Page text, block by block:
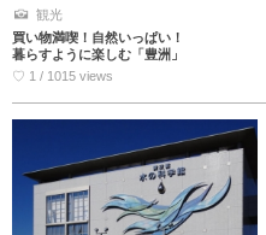
観光
買い物満喫！自然いっぱい！
暮らすように楽しむ「豊洲」
♡ 1 / 1015 views